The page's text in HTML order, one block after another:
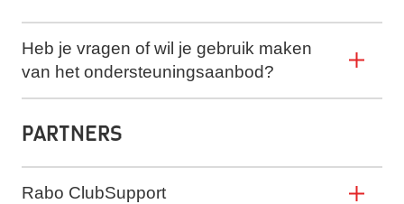
Heb je vragen of wil je gebruik maken
van het ondersteuningsaanbod?
Partners
Rabo ClubSupport